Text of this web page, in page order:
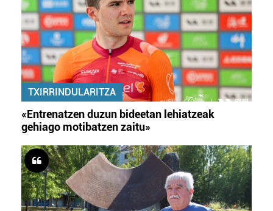
TXIRRINDULARITZA
«Entrenatzen duzun bideetan lehiatzeak
gehiago motibatzen zaitu»